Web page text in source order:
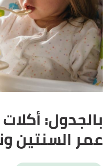
بالجدول:
عمر السنتين